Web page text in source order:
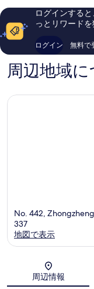
日
店)
大
1,007
件
の
コ
ミ
ログインする
っとリワード
ログイン 無料で
周辺地域
No. 442,
337
地図で表示
周辺情報